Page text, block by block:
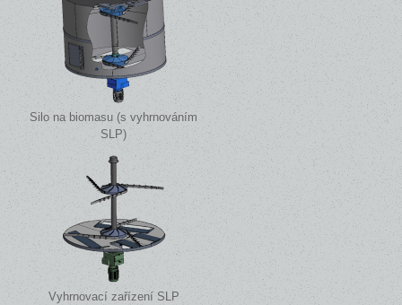
Silo na biomasu (s vyhrnováním
SLP)
Vyhrnovací zařízení SLP